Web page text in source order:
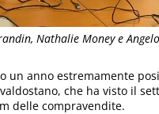
Nathalie Money e
un anno estremamente
che ha visto il
delle compravendite.